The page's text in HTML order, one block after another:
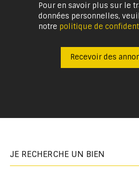
Pour en savoir plus sur le
données personnelles,
notre politique de
Recevoir des
JE RECHERCHE UN BIEN